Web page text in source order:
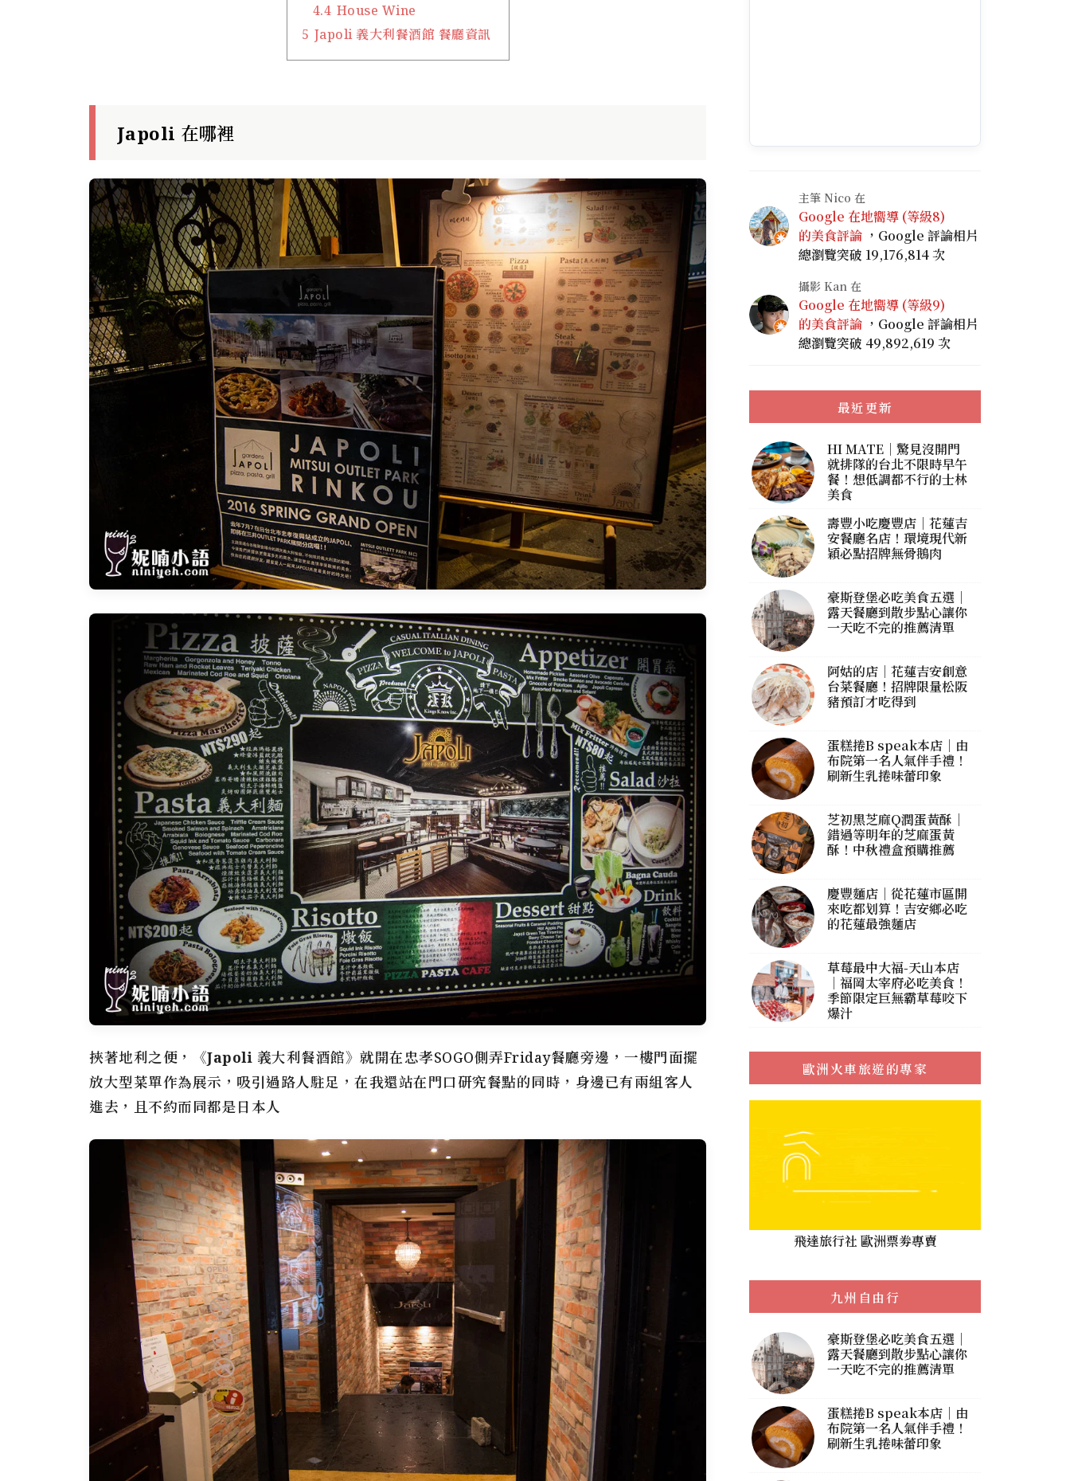
4.4 House Wine
5 Japoli 義大利餐酒館 餐廳資訊
Japoli 在哪裡
挾著地利之便，《Japoli 義大利餐酒館》就開在忠孝SOGO側弄Friday餐廳旁邊，一樓門面擺
放大型菜單作為展示，吸引過路人駐足，在我還站在門口研究餐點的同時，身邊已有兩組客人
進去，且不約而同都是日本人
主筆 Nico 在
Google 在地嚮導 (等級8)
的美食評論 ，Google 評論相片
總瀏覽突破 19,176,814 次
攝影 Kan 在
Google 在地嚮導 (等級9)
的美食評論 ，Google 評論相片
總瀏覽突破 49,892,619 次
最近更新
HI MATE｜驚見沒開門
就排隊的台北不限時早午
餐！想低調都不行的士林
美食
壽豐小吃慶豐店｜花蓮吉
安餐廳名店！環境現代新
穎必點招牌無骨鵝肉
豪斯登堡必吃美食五選｜
露天餐廳到散步點心讓你
一天吃不完的推薦清單
阿姑的店｜花蓮吉安創意
台菜餐廳！招牌限量松阪
豬預訂才吃得到
蛋糕捲B speak本店｜由
布院第一名人氣伴手禮！
刷新生乳捲味蕾印象
芝初黑芝麻Q潤蛋黃酥｜
錯過等明年的芝麻蛋黃
酥！中秋禮盒預購推薦
慶豐麵店｜從花蓮市區開
來吃都划算！吉安鄉必吃
的花蓮最強麵店
草莓最中大福-天山本店
｜福岡太宰府必吃美食！
季節限定巨無霸草莓咬下
爆汁
歐洲火車旅遊的專家
飛達旅行社 歐洲票劵專賣
九州自由行
豪斯登堡必吃美食五選｜
露天餐廳到散步點心讓你
一天吃不完的推薦清單
蛋糕捲B speak本店｜由
布院第一名人氣伴手禮！
刷新生乳捲味蕾印象